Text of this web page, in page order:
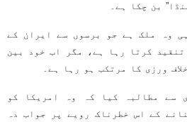
بن چکا ہے۔
وہ ملک ہے جو برسوں سے ایران کے
کرتا رہا ہے، مگر اب خود بین
ورزی کا مرتکب ہو رہا ہے۔
سے مطالبہ کیا کہ وہ امریکا کو
کے اس خطرناک رویے پر جواب دہ